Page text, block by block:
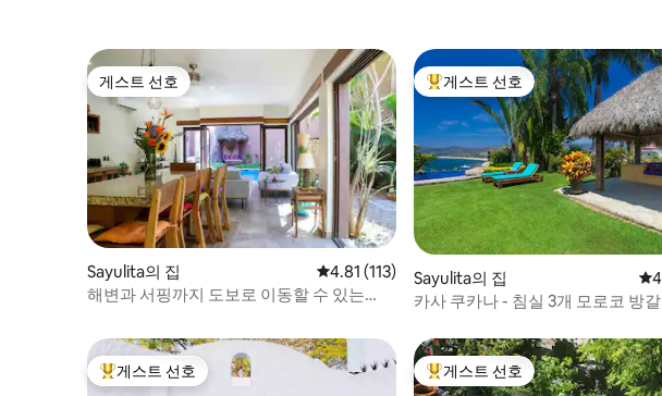
게스트 선호
게스트 선호
Sayulita의 집 평점 4.81점(5점 만점), 후기 113개
4.81 (113)
해변과 서핑까지 도보로 이동할 수 있는
상위 게스트 선호
게스트 선호
Sayulita의 집 평
카사 쿠카나 - 침실 3개 모로코 방
상위 게스트 선호
게스트 선호 상위 게스트 선호
게스트 선호